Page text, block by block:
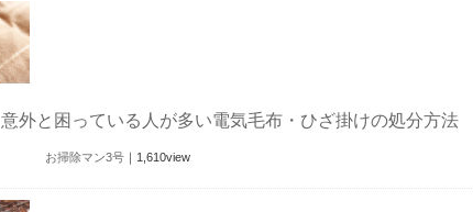
意外と困っている人が多い電気毛布・ひざ掛けの処分方法
お掃除マン3号 ｜ 1,610view